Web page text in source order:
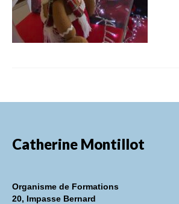
Catherine Montillot
Organisme de Formations
20, Impasse Bernard